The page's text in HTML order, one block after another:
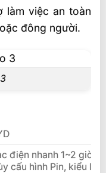
làm việc an toàn
đông người.
điện nhanh 1~2 giờ,
cấu hình Pin, kiểu